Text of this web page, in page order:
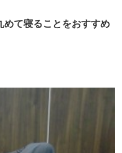
めて寝ることをおすすめ